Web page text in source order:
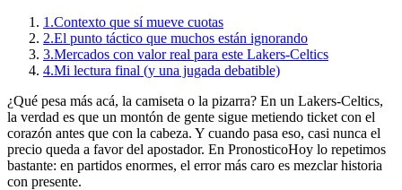
1.Contexto que sí mueve cuotas
2.El punto táctico que muchos están ignorando
3.Mercados con valor real para este Lakers-Celtics
4.Mi lectura final (y una jugada debatible)
¿Qué pesa más acá, la camiseta o la pizarra? En un Lakers-Celtics,
la verdad es que un montón de gente sigue metiendo ticket con el
corazón antes que con la cabeza. Y cuando pasa eso, casi nunca el
precio queda a favor del apostador. En PronosticoHoy lo repetimos
bastante: en partidos enormes, el error más caro es mezclar historia
con presente.